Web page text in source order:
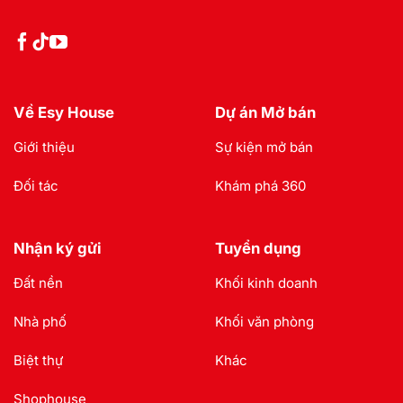
Về Esy House
Giới thiệu
Đối tác
Dự án Mở bán
Sự kiện mở bán
Khám phá 360
Nhận ký gửi
Đất nền
Nhà phố
Biệt thự
Shophouse
Tuyển dụng
Khối kinh doanh
Khối văn phòng
Khác